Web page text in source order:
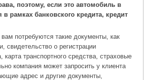
поэтому, если это автомобиль в
в рамках банковского кредита, кредит
потребуются такие документы, как
свидетельство о регистрации
карта транспортного средства, страховые
компания может запросить у клиента
адрес и другие документы,